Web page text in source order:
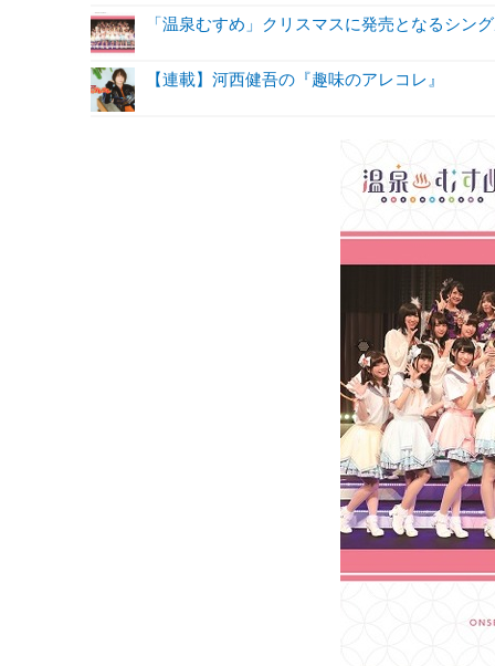
「温泉むすめ」クリスマスに発売となるシン
【連載】河西健吾の『趣味のアレコレ』